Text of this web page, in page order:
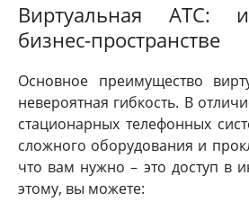
Виртуальная АТС:
бизнес-пространстве
Основное преимущество
невероятная гибкость. В
стационарных телефонных
сложного оборудования и
что вам нужно – это доступ в
этому, вы можете: